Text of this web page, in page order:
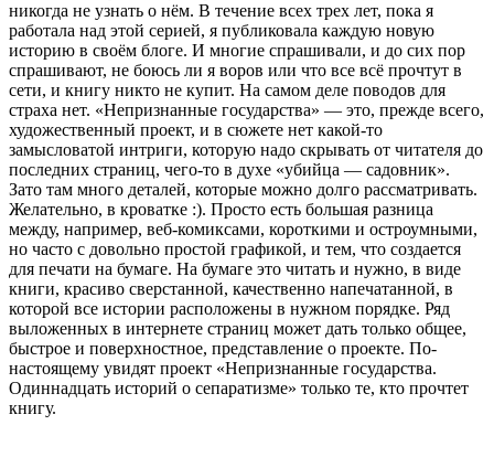
никогда не узнать о нём. В течение всех трех лет, пока я
работала над этой серией, я публиковала каждую новую
историю в своём блоге. И многие спрашивали, и до сих пор
спрашивают, не боюсь ли я воров или что все всё прочтут в
сети, и книгу никто не купит. На самом деле поводов для
страха нет. «Непризнанные государства» — это, прежде всего,
художественный проект, и в сюжете нет какой-то
замысловатой интриги, которую надо скрывать от читателя до
последних страниц, чего-то в духе «убийца — садовник».
Зато там много деталей, которые можно долго рассматривать.
Желательно, в кроватке :). Просто есть большая разница
между, например, веб-комиксами, короткими и остроумными,
но часто с довольно простой графикой, и тем, что создается
для печати на бумаге. На бумаге это читать и нужно, в виде
книги, красиво сверстанной, качественно напечатанной, в
которой все истории расположены в нужном порядке. Ряд
выложенных в интернете страниц может дать только общее,
быстрое и поверхностное, представление о проекте. По-
настоящему увидят проект «Непризнанные государства.
Одиннадцать историй о сепаратизме» только те, кто прочтет
книгу.